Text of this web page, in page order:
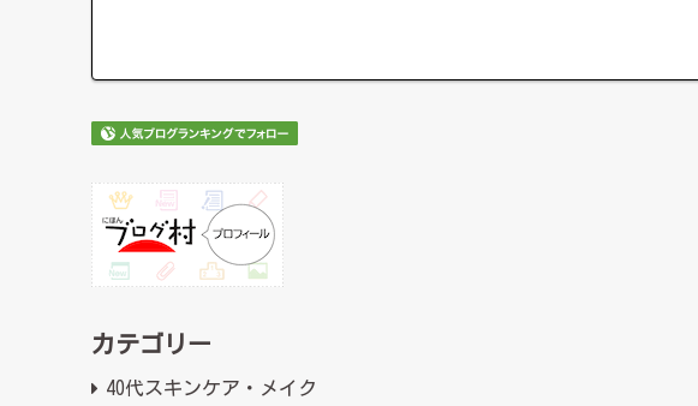
カテゴリー
40代スキンケア・メイク